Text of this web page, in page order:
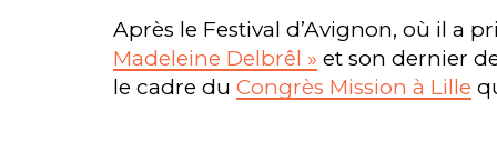
Après le Festival d’Avignon, où il a
Madeleine Delbrêl » et son dernier
le cadre du Congrès Mission à Lille